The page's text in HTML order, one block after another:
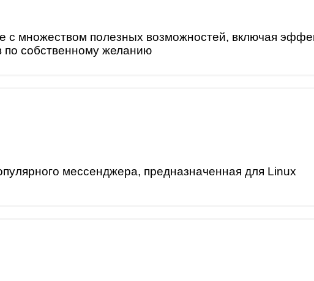
с множеством полезных возможностей, включая
по собственному желанию
мессенджера, предназначенная для Linux